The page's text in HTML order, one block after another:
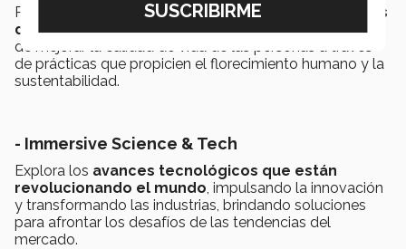
Propone soluciones innovadoras explorando los
temas
de cuidado de la salud, centrándose en el propósito
de mejorar la calidad de vida de las personas a través
de prácticas que propicien el florecimiento humano y la
sustentabilidad.
- Immersive Science & Tech
Explora los avances tecnológicos que están
revolucionando el mundo , impulsando la innovación
y transformando las industrias, brindando soluciones
para afrontar los desafíos de las tendencias del
mercado.